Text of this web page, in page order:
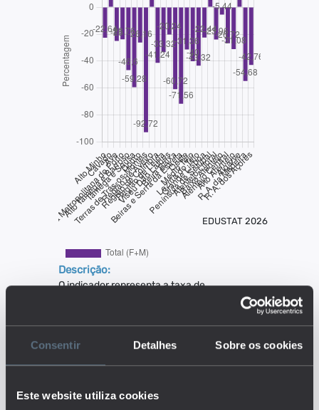
Consentir Detalhes Sobre os cookies
Este website utiliza cookies
EDUSTAT 2026
Descrição:
O indicador representa a taxa de
exercício de funções em
Portugal. Este indicador pode
"renovação" do corpo docente